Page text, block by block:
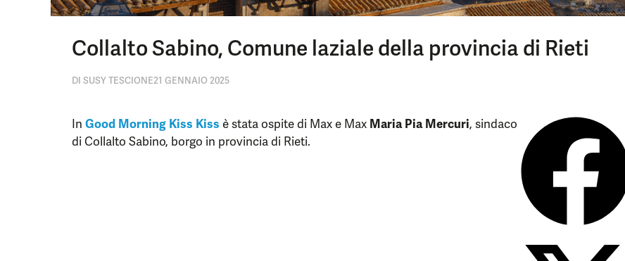
Collalto Sabino, Comune laziale della provincia di Rieti
DI SUSY TESCIONE21 GENNAIO 2025
In Good Morning Kiss Kiss è stata ospite di Max e Max Maria Pia Mercuri, sindaco
di Collalto Sabino, borgo in provincia di Rieti.